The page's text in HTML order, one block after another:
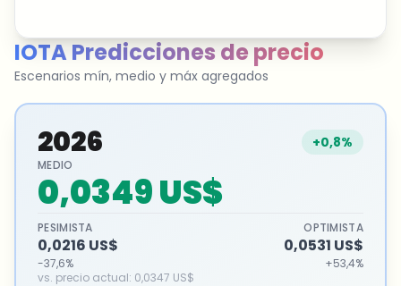
IOTAPredicciones de precio
Escenarios mín, medio y máx agregados
2026 +0,8%
MEDIO
0,0349 US$
PESIMISTA
0,0216 US$
-37,6%
OPTIMISTA
0,0531 US$
+53,4%
vs. precio actual: 0,0347 US$